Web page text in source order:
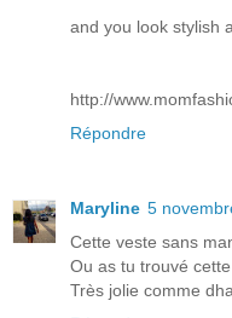
and you look stylish
http://
Répondre
Maryline 5
Cette veste sans
Ou as tu trouvé
Très jolie comme